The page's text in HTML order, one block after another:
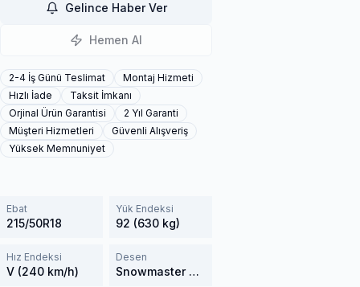
Gelince Haber Ver
Hemen Al
2-4 İş Günü Teslimat
Montaj Hizmeti
Hızlı İade
Taksit İmkanı
Orjinal Ürün Garantisi
2 Yıl Garanti
Müşteri Hizmetleri
Güvenli Alışveriş
Yüksek Memnuniyet
Ebat
215/50R18
Yük Endeksi
92 (630 kg)
Hız Endeksi
V (240 km/h)
Desen
Snowmaster W651